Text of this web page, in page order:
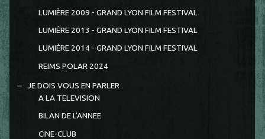
LUMIÈRE 2009 - GRAND LYON FILM FESTIVAL
LUMIÈRE 2013 - GRAND LYON FILM FESTIVAL
LUMIÈRE 2014 - GRAND LYON FILM FESTIVAL
REIMS POLAR 2024
JE DOIS VOUS EN PARLER
A LA TELEVISION
BILAN DE L'ANNEE
CINE-CLUB